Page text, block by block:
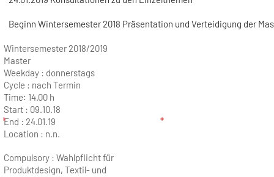
Beginn Wintersemester 2018 Präsentation und Verteidigung der
Wintersemester 2018/2019
Master
Weekday : donnerstags
Cycle : nach Termin
Time: 14.00 h
Start : 09.10.18
End : 24.01.19
Location : n.n.
Compulsory : Wahlpflicht für
Produktdesign, Textil- und